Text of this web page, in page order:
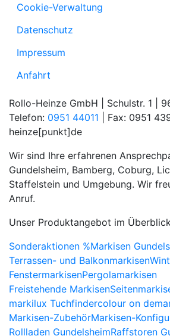
Cookie-Verwaltung
Datenschutz
Impressum
Anfahrt
Rollo-Heinze GmbH | Schulstr. 1 |
Telefon: 0951 44011 | Fax: 0951
heinze[punkt]de
Wir sind Ihre erfahrenen
Gundelsheim, Bamberg, Coburg,
Staffelstein und Umgebung. Wir
Anruf.
Unser Produktangebot im
Sonderaktionen %Markisen
Terrassen- und Balkonmarkisen
FenstermarkisenPergolamarkisen
Freistehende Markisen
markilux Tuchfindercolour on
Markisen-ZubehörMarkisen-
Rollladen GundelsheimRaffstoren